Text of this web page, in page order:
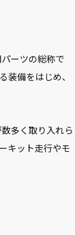
ーツの総称で
装備をはじめ、
多く取り入れら
キット走行やモ